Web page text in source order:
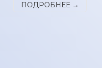
ПОДРОБНЕЕ →